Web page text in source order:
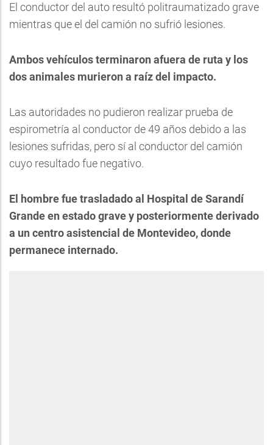
El conductor del auto resultó politraumatizado grave
mientras que el del camión no sufrió lesiones.
Ambos vehículos terminaron afuera de ruta y los
dos animales murieron a raíz del impacto.
Las autoridades no pudieron realizar prueba de
espirometría al conductor de 49 años debido a las
lesiones sufridas, pero sí al conductor del camión
cuyo resultado fue negativo.
El hombre fue trasladado al Hospital de Sarandí
Grande en estado grave y posteriormente derivado
a un centro asistencial de Montevideo, donde
permanece internado.